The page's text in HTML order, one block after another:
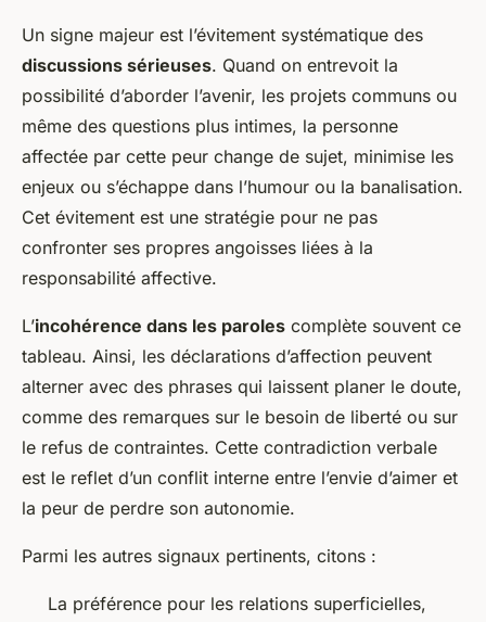
Un signe majeur est l’évitement systématique des
discussions sérieuses. Quand on entrevoit la
possibilité d’aborder l’avenir, les projets communs ou
même des questions plus intimes, la personne
affectée par cette peur change de sujet, minimise les
enjeux ou s’échappe dans l’humour ou la banalisation.
Cet évitement est une stratégie pour ne pas
confronter ses propres angoisses liées à la
responsabilité affective.
L’incohérence dans les paroles complète souvent ce
tableau. Ainsi, les déclarations d’affection peuvent
alterner avec des phrases qui laissent planer le doute,
comme des remarques sur le besoin de liberté ou sur
le refus de contraintes. Cette contradiction verbale
est le reflet d’un conflit interne entre l’envie d’aimer et
la peur de perdre son autonomie.
Parmi les autres signaux pertinents, citons :
La préférence pour les relations superficielles,